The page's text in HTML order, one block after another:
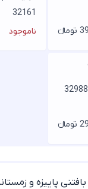
32161
ناموجود
پاییزه و